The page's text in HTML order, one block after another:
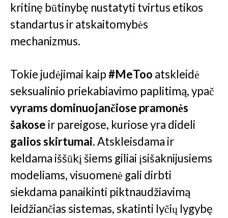
kritinę būtinybę nustatyti tvirtus etikos
standartus ir atskaitomybės
mechanizmus.
Tokie judėjimai kaip#MeToo atskleidė
seksualinio priekabiavimo paplitimą, ypač
vyrams dominuojančiose pramonės
šakose ir pareigose, kuriose yra dideli
galios skirtumai. Atskleisdama ir
keldama iššūkį šiems giliai įsišaknijusiems
modeliams, visuomenė gali dirbti
siekdama panaikinti piktnaudžiavimą
leidžiančias sistemas, skatinti lyčių lygybę